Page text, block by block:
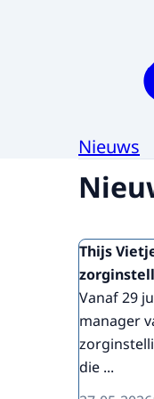
Nieuws
Thijs
Vanaf 29
manager
die ...